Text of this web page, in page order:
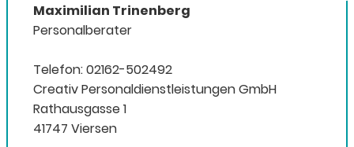
Maximilian Trinenberg
Personalberater
Telefon: 02162-502492
Creativ Personaldienstleistungen GmbH
Rathausgasse 1
41747 Viersen